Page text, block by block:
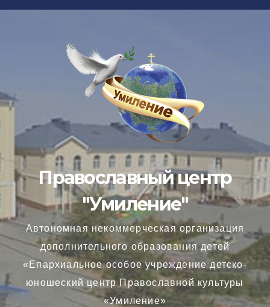
Перейти
Православный центр
"Умиление"
Автономная некоммерческая организация
дополнительного образования детей
«Епархиальное особое учреждение детско-
юношеский центр Православной культуры
«Умиление»